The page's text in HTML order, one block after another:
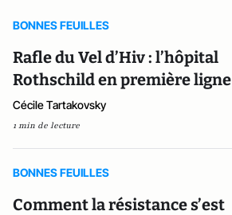
BONNES FEUILLES
Rafle du Vel d’Hiv : l’hôpital
Rothschild en première ligne
Cécile Tartakovsky
1 min de lecture
BONNES FEUILLES
Comment la résistance s’est